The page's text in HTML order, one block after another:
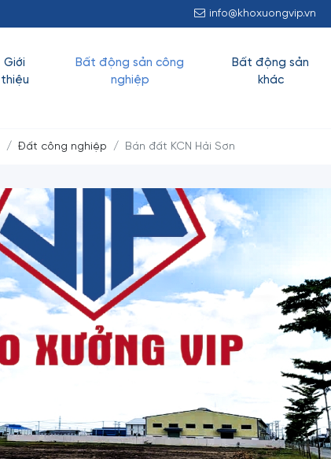
KHO XƯỞNG VIP KÍNH CHÀO QUÝ KHÁCH!info@khoxuongvip.vn
Giới
thiệu
Bất động sản công
nghiệp
Bất động sản
khác
Đất công nghiệp Bán đất KCN Hải Sơn